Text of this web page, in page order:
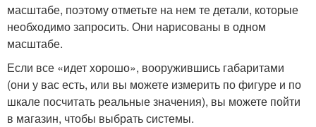
масштабе, поэтому отметьте на нем те детали, которые
необходимо запросить. Они нарисованы в одном
масштабе.
Если все «идет хорошо», вооружившись габаритами
(они у вас есть, или вы можете измерить по фигуре и по
шкале посчитать реальные значения), вы можете пойти
в магазин, чтобы выбрать системы.